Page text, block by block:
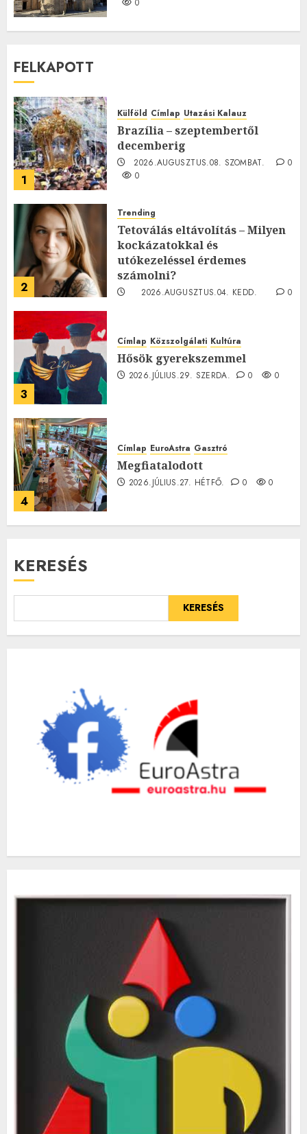
0
FELKAPOTT
1
Külföld Címlap Utazási Kalauz
Brazília – szeptembertől
decemberig
2026.AUGUSZTUS.08. SZOMBAT.
0
0
2
Trending
Tetoválás eltávolítás – Milyen
kockázatokkal és
utókezeléssel érdemes
számolni?
2026.AUGUSZTUS.04. KEDD.
0
3
Címlap Közszolgálati Kultúra
Hősök gyerekszemmel
2026.JÚLIUS.29. SZERDA. 0 0
4
Címlap EuroAstra Gasztró
Megfiatalodott
2026.JÚLIUS.27. HÉTFŐ. 0 0
KERESÉS
KERESÉS